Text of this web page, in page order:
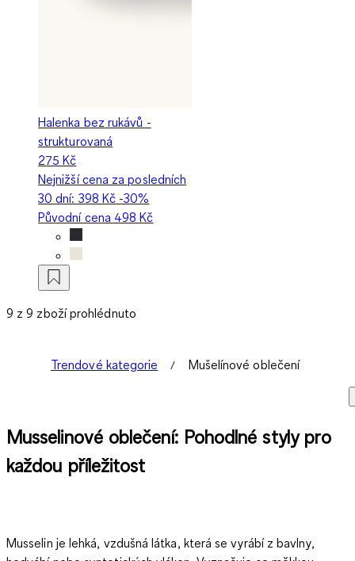
Halenka bez rukávů -
strukturovaná
275 Kč
Nejnižší cena za posledních
30 dní: 398 Kč -30%
Původní cena 498 Kč
9 z 9 zboží prohlédnuto
Trendové kategorie Mušelínové oblečení
Musselinové oblečení: Pohodlné styly pro
každou příležitost
Musselin je lehká, vzdušná látka, která se vyrábí z bavlny,